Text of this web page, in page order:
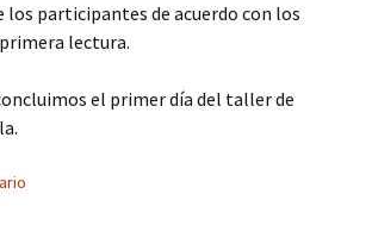
los participantes de acuerdo con los
lectura.
el primer día del taller de